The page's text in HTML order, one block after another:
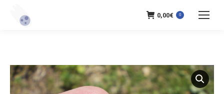
0,00€ 0